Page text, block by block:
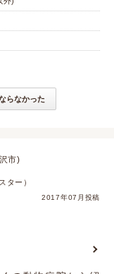
らなかった
市)
ター）
2017年07月投稿